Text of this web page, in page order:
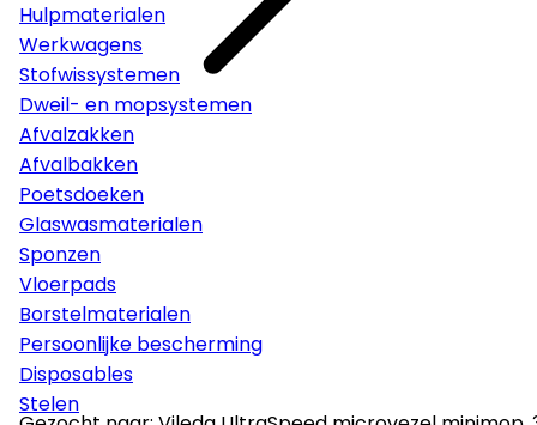
Hulpmaterialen
Werkwagens
Stofwissystemen
Dweil- en mopsystemen
Afvalzakken
Afvalbakken
Poetsdoeken
Glaswasmaterialen
Sponzen
Vloerpads
Borstelmaterialen
Persoonlijke bescherming
Disposables
Stelen